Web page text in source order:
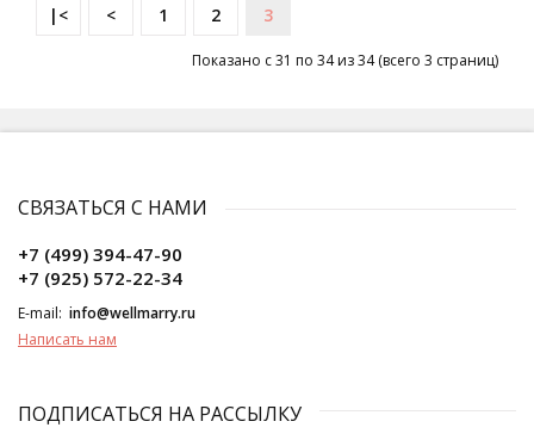
|< < 1 2 3
Показано с 31 по 34 из 34 (всего 3 страниц)
СВЯЗАТЬСЯ С НАМИ
+7 (499) 394-47-90
+7 (925) 572-22-34
E-mail: info@wellmarry.ru
Написать нам
ПОДПИСАТЬСЯ НА РАССЫЛКУ